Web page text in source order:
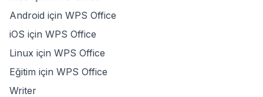
Android için WPS Office
iOS için WPS Office
Linux için WPS Office
Eğitim için WPS Office
Writer